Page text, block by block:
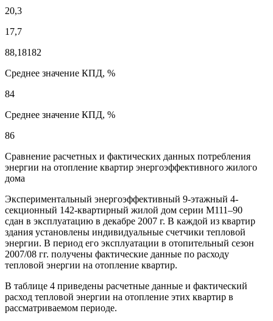
20,3
17,7
88,18182
Среднее значение КПД, %
84
Среднее значение КПД, %
86
Сравнение расчетных и фактических данных потребления
энергии на отопление квартир энергоэффективного жилого
дома
Экспериментальный энергоэффективный 9-этажный 4-
секционный 142-квартирный жилой дом серии М111–90
сдан в эксплуатацию в декабре 2007 г. В каждой из квартир
здания установлены индивидуальные счетчики тепловой
энергии. В период его эксплуатации в отопительный сезон
2007/08 гг. получены фактические данные по расходу
тепловой энергии на отопление квартир.
В таблице 4 приведены расчетные данные и фактический
расход тепловой энергии на отопление этих квартир в
рассматриваемом периоде.